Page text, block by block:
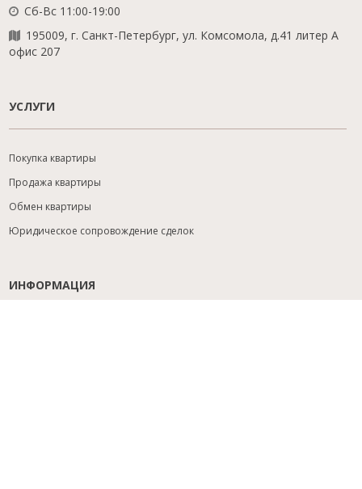
Сб-Вс 11:00-19:00
195009, г. Санкт-Петербург, ул. Комсомола, д.41 литер А
офис 207
УСЛУГИ
Покупка квартиры
Продажа квартиры
Обмен квартиры
Юридическое сопровождение сделок
ИНФОРМАЦИЯ